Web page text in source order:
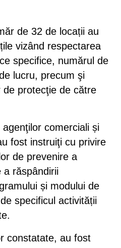
de 32 de locații au
vizând respectarea
specifice, numărul de
lucru, precum şi
protecţie de către
comerciali și
fost instruiţi cu privire
de prevenire a
a răspândirii
și modului de
specificul activității
constatate, au fost